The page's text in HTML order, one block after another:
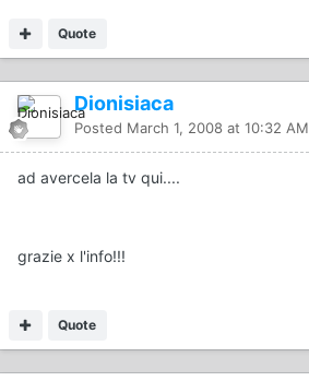
Quote
Dionisiaca
Posted March 1, 2008 at 10:32 AM
ad avercela la tv qui....
grazie x l'info!!!
Quote